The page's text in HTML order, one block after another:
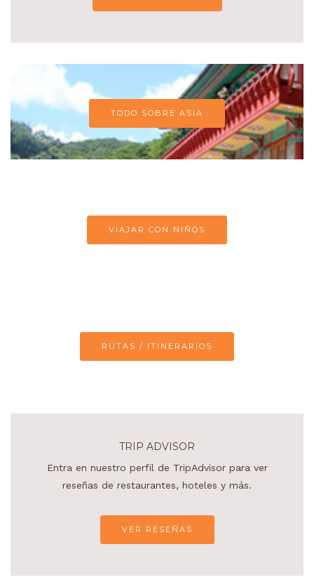
TODO SOBRE ASIA
VIAJAR CON NIÑOS
RUTAS / ITINERARIOS
TRIP ADVISOR
Entra en nuestro perfil de TripAdvisor para ver
reseñas de restaurantes, hoteles y más.
VER RESEÑAS